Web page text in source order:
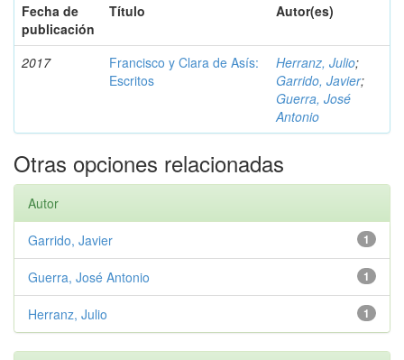
Fecha de
publicación
Título Autor(es)
2017
Francisco y Clara de Asís:
Escritos
Herranz, Julio;
Garrido, Javier;
Guerra, José
Antonio
Otras opciones relacionadas
Autor
1
Garrido, Javier
1
Guerra, José Antonio
1
Herranz, Julio